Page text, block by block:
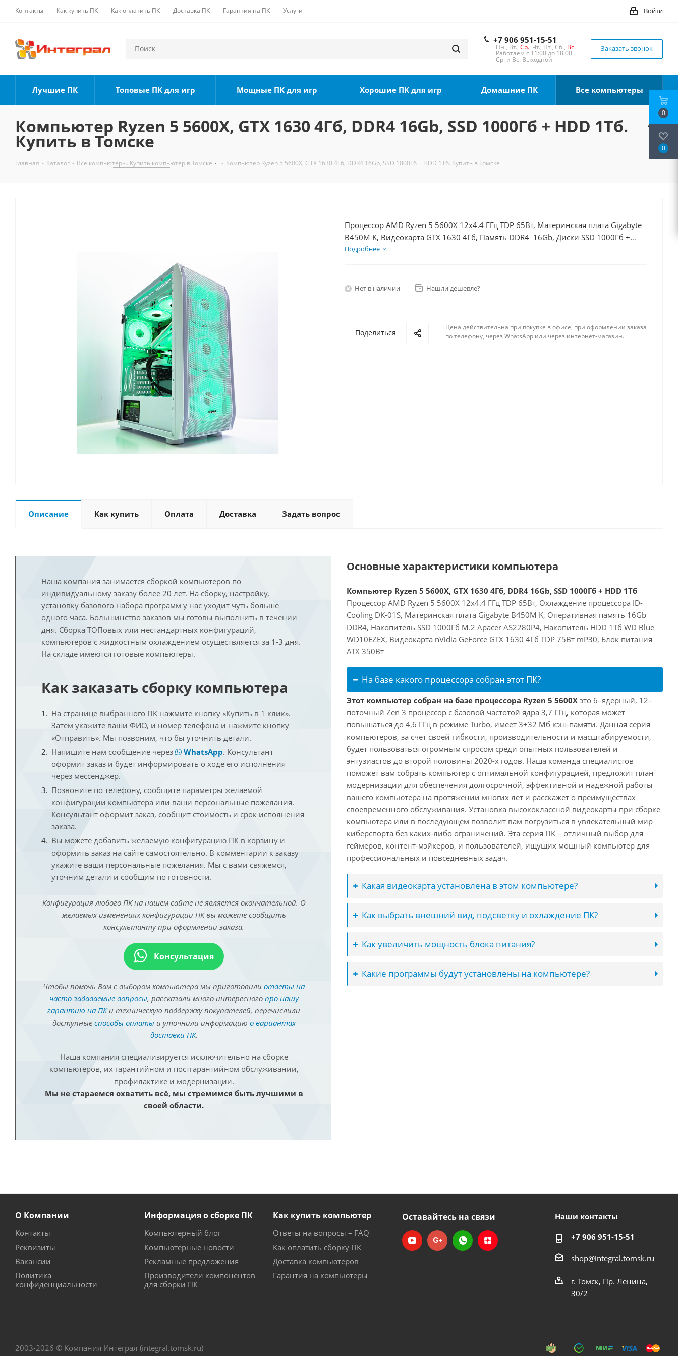
Контакты Как купить ПК Как оплатить ПК Доставка ПК Гарантия на ПК Услуги Войти
+7 906 951-15-51
Пн., Вт., Ср., Чт., Пт., Сб., Вс.
Работаем с 11:00 до 18:00
Ср. и Вс. Выходной
Заказать звонок
Лучшие ПК Топовые ПК для игр Мощные ПК для игр Хорошие ПК для игр Домашние ПК Все компьютеры
Компьютер Ryzen 5 5600X, GTX 1630 4Гб, DDR4 16Gb, SSD 1000Гб + HDD 1Тб.
Купить в Томске
Главная - Каталог - Все компьютеры. Купить компьютер в Томске - Компьютер Ryzen 5 5600X, GTX 1630 4Гб, DDR4 16Gb, SSD 1000Гб + HDD 1Тб. Купить в Томске
Процессор AMD Ryzen 5 5600X 12x4.4 ГГц TDP 65Вт, Материнская плата Gigabyte
B450M K, Видеокарта GTX 1630 4Гб, Память DDR4 16Gb, Диски SSD 1000Гб +
HDD 1Тб, БП 350Вт
Подробнее
Нет в наличии Нашли дешевле?
Поделиться
Цена действительна при покупке в офисе, при оформлении заказа
по телефону, через WhatsApp или через интернет-магазин.
Описание Как купить Оплата Доставка Задать вопрос
Наша компания занимается сборкой компьютеров по
индивидуальному заказу более 20 лет. На сборку, настройку,
установку базового набора программ у нас уходит чуть больше
одного часа. Большинство заказов мы готовы выполнить в течении
дня. Сборка ТОПовых или нестандартных конфигураций,
компьютеров с жидкостным охлаждением осуществляется за 1-3 дня.
На складе имеются готовые компьютеры.
Как заказать сборку компьютера
На странице выбранного ПК нажмите кнопку «Купить в 1 клик».
Затем укажите ваши ФИО, и номер телефона и нажмите кнопку
«Отправить». Мы позвоним, что бы уточнить детали.
Напишите нам сообщение через
WhatsApp. Консультант
оформит заказ и будет информировать о ходе его исполнения
через мессенджер.
Позвоните по телефону, сообщите параметры желаемой
конфигурации компьютера или ваши персональные пожелания.
Консультант оформит заказ, сообщит стоимость и срок исполнения
заказа.
Вы можете добавить желаемую конфигурацию ПК в корзину и
оформить заказ на сайте самостоятельно. В комментарии к заказу
укажите ваши персональные пожелания. Мы с вами свяжемся,
уточним детали и сообщим по готовности.
Конфигурация любого ПК на нашем сайте не является окончательной. О
желаемых изменениях конфигурации ПК вы можете сообщить
консультанту при оформлении заказа.
Консультация
Чтобы помочь Вам с выбором компьютера мы приготовили ответы на
часто задаваемые вопросы, рассказали много интересного про нашу
гарантию на ПКи техническую поддержку покупателей, перечислили
доступные способы оплатыи уточнили информацию о вариантах
доставки ПК.
Наша компания специализируется исключительно на сборке
компьютеров, их гарантийном и постгарантийном обслуживании,
профилактике и модернизации.
Мы не стараемся охватить всё, мы стремимся быть лучшими в
своей области.
Основные характеристики компьютера
Компьютер Ryzen 5 5600X, GTX 1630 4Гб, DDR4 16Gb, SSD 1000Гб + HDD 1Тб
Процессор AMD Ryzen 5 5600X 12x4.4 ГГц TDP 65Вт, Охлаждение процессора ID-
Cooling DK-01S, Материнская плата Gigabyte B450M K, Оперативная память 16Gb
DDR4, Накопитель SSD 1000Гб M.2 Apacer AS2280P4, Накопитель HDD 1Тб WD Blue
WD10EZEX, Видеокарта nVidia GeForce GTX 1630 4Гб TDP 75Вт mP30, Блок питания
ATX 350Вт
На базе какого процессора собран этот ПК?
Этот компьютер собран на базе процессора Ryzen 5 5600X это 6–ядерный, 12–
поточный Zen 3 процессор с базовой частотой ядра 3,7 ГГц, которая может
повышаться до 4,6 ГГц в режиме Turbo, имеет 3+32 Мб кэш-памяти. Данная серия
компьютеров, за счет своей гибкости, производительности и масштабируемости,
будет пользоваться огромным спросом среди опытных пользователей и
энтузиастов до второй половины 2020-х годов. Наша команда специалистов
поможет вам собрать компьютер с оптимальной конфигурацией, предложит план
модернизации для обеспечения долгосрочной, эффективной и надежной работы
вашего компьютера на протяжении многих лет и расскажет о преимуществах
своевременного обслуживания. Установка высококлассной видеокарты при сборке
компьютера или в последующем позволит вам погрузиться в увлекательный мир
киберспорта без каких-либо ограничений. Эта серия ПК – отличный выбор для
геймеров, контент-мэйкеров, и пользователей, ищущих мощный компьютер для
профессиональных и повседневных задач.
Какая видеокарта установлена в этом компьютере?
Как выбрать внешний вид, подсветку и охлаждение ПК?
Как увеличить мощность блока питания?
Какие программы будут установлены на компьютере?
О Компании
Контакты
Реквизиты
Вакансии
Политика
конфиденциальности
Информация о сборке ПК
Компьютерный блог
Компьютерные новости
Рекламные предложения
Производители компонентов
для сборки ПК
Как купить компьютер
Ответы на вопросы – FAQ
Как оплатить сборку ПК
Доставка компьютеров
Гарантия на компьютеры
Оставайтесь на связи Наши контакты
+7 906 951-15-51
shop@integral.tomsk.ru
г. Томск, Пр. Ленина,
30/2
2003-2026 © Компания Интеграл (integral.tomsk.ru)
0
0